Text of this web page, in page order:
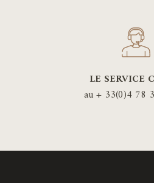
LE SERVICE
au + 33(0)4 78